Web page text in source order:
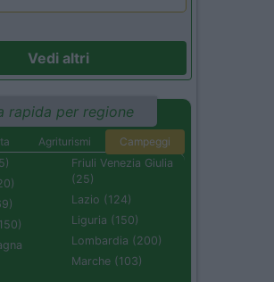
Vedi altri
rapida per regione
Agriturismi
Campeggi
Friuli Venezia Giulia
(25)
Lazio (124)
Liguria (150)
Lombardia (200)
Marche (103)